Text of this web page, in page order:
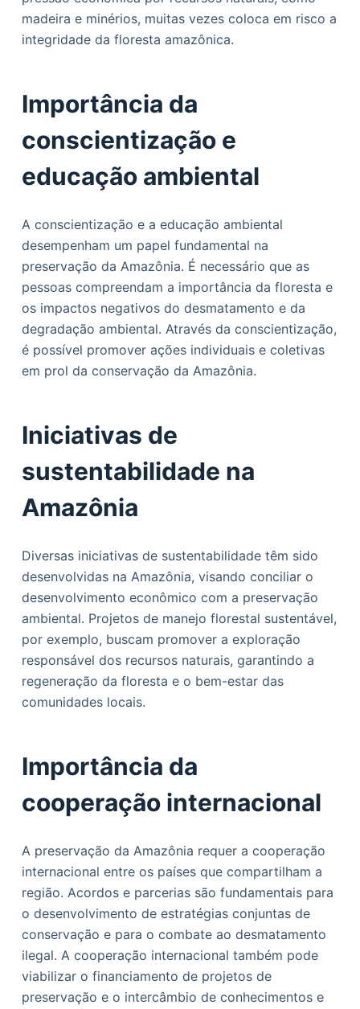
madeira e minérios, muitas vezes coloca em risco a
integridade da floresta amazônica.
Importância da
conscientização e
educação ambiental
A conscientização e a educação ambiental
desempenham um papel fundamental na
preservação da Amazônia. É necessário que as
pessoas compreendam a importância da floresta e
os impactos negativos do desmatamento e da
degradação ambiental. Através da conscientização,
é possível promover ações individuais e coletivas
em prol da conservação da Amazônia.
Iniciativas de
sustentabilidade na
Amazônia
Diversas iniciativas de sustentabilidade têm sido
desenvolvidas na Amazônia, visando conciliar o
desenvolvimento econômico com a preservação
ambiental. Projetos de manejo florestal sustentável,
por exemplo, buscam promover a exploração
responsável dos recursos naturais, garantindo a
regeneração da floresta e o bem-estar das
comunidades locais.
Importância da
cooperação internacional
A preservação da Amazônia requer a cooperação
internacional entre os países que compartilham a
região. Acordos e parcerias são fundamentais para
o desenvolvimento de estratégias conjuntas de
conservação e para o combate ao desmatamento
ilegal. A cooperação internacional também pode
viabilizar o financiamento de projetos de
preservação e o intercâmbio de conhecimentos e